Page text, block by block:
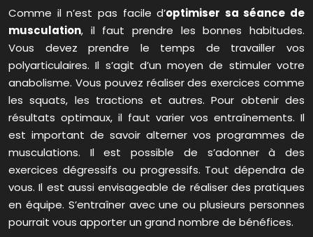
Comme il n’est pas facile d’optimiser sa séance de
musculation, il faut prendre les bonnes habitudes.
Vous devez prendre le temps de travailler vos
polyarticulaires. Il s’agit d’un moyen de stimuler votre
anabolisme. Vous pouvez réaliser des exercices comme
les squats, les tractions et autres. Pour obtenir des
résultats optimaux, il faut varier vos entraînements. Il
est important de savoir alterner vos programmes de
musculations. Il est possible de s’adonner à des
exercices dégressifs ou progressifs. Tout dépendra de
vous. Il est aussi envisageable de réaliser des pratiques
en équipe. S’entraîner avec une ou plusieurs personnes
pourrait vous apporter un grand nombre de bénéfices.